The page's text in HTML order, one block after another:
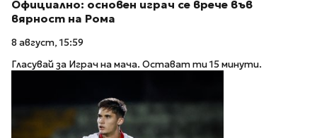
Официално: основен играч се врече във
вярност на Рома
8 август, 15:59
Гласувай за Играч на мача. Остават ти 15 минути.